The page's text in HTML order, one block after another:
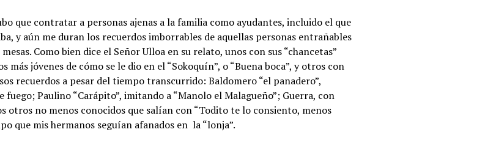
que contratar a personas ajenas a la familia como ayudantes, incluido el que
y aún me duran los recuerdos imborrables de aquellas personas entrañables
Como bien dice el Señor Ulloa en su relato, unos con sus “chancetas”
jóvenes de cómo se le dio en el “Sokoquín”, o “Buena boca”, y otros con
recuerdos a pesar del tiempo transcurrido: Baldomero “el panadero”,
Paulino “Carápito”, imitando a “Manolo el Malagueño”; Guerra, con
otros no menos conocidos que salían con “Todito te lo consiento, menos
que mis hermanos seguían afanados en la “lonja”.